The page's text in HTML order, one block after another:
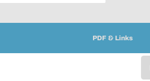
PDF & Links